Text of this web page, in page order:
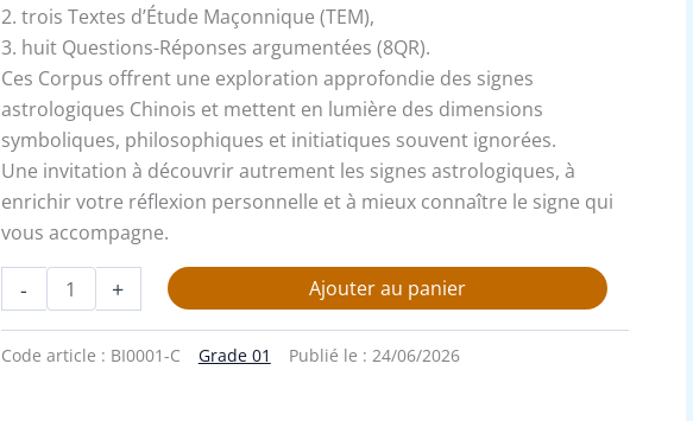
2. trois Textes d’Étude Maçonnique (TEM),
3. huit Questions-Réponses argumentées (8QR).
Ces Corpus offrent une exploration approfondie des signes
astrologiques Chinois et mettent en lumière des dimensions
symboliques, philosophiques et initiatiques souvent ignorées.
Une invitation à découvrir autrement les signes astrologiques, à
enrichir votre réflexion personnelle et à mieux connaître le signe qui
vous accompagne.
- + Ajouter au panier
Code article : BI0001-C Grade 01 Publié le : 24/06/2026